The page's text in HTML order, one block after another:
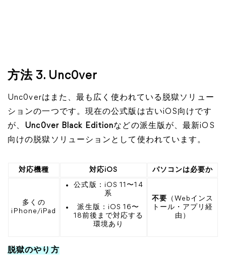
方法 3. Unc0ver
Unc0verはまた、最も広く使われている脱獄ソリュー
ションの一つです。現在の公式版は古いiOS向けです
が、 Unc0ver Black Editionなどの派生版が、最新iOS
向けの脱獄ソリューションとして使われています。
対応機種 対応iOS パソコンは必要か
多くの
iPhone/iPad
公式版：iOS 11〜14
系
派生版：iOS 16〜
18前後まで対応する
環境あり
不要 （Webインス
トール・アプリ経
由）
脱獄のやり方